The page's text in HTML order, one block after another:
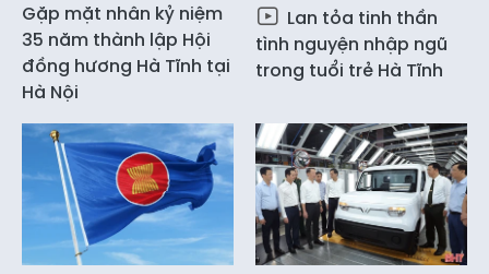
Gặp mặt nhân kỷ niệm
35 năm thành lập Hội
đồng hương Hà Tĩnh tại
Hà Nội
Lan tỏa tinh thần
tình nguyện nhập ngũ
trong tuổi trẻ Hà Tĩnh